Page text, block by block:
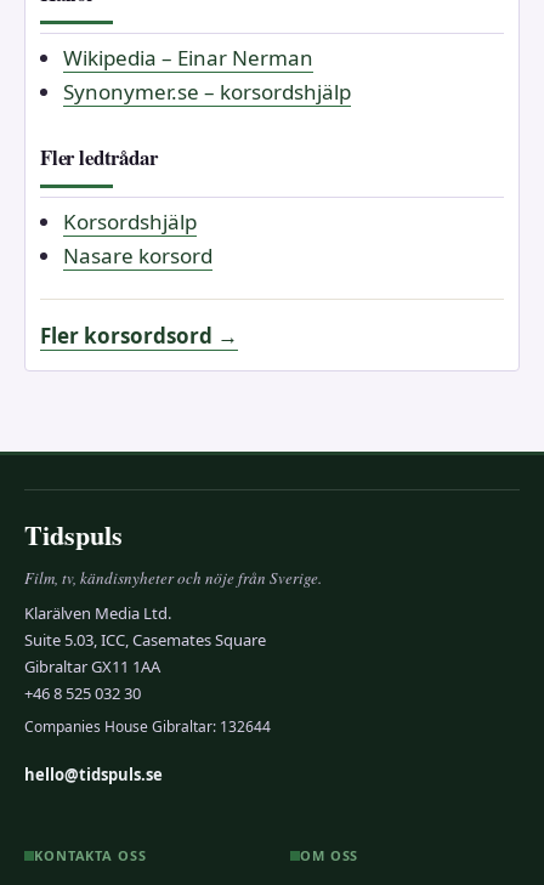
Wikipedia – Einar Nerman
Synonymer.se – korsordshjälp
Fler ledtrådar
Korsordshjälp
Nasare korsord
Fler korsordsord →
Tidspuls
Film, tv, kändisnyheter och nöje från Sverige.
Klarälven Media Ltd.
Suite 5.03, ICC, Casemates Square
Gibraltar GX11 1AA
+46 8 525 032 30
Companies House Gibraltar: 132644
hello@tidspuls.se
KONTAKTA OSS OM OSS